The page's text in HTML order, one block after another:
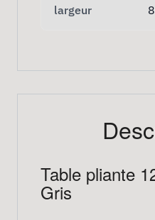
largeur
Table pliante
Gris